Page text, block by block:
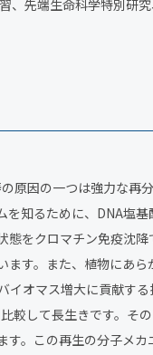
先端生命科学特別研究
原因の一つは強力な再分
を知るために、DNA塩基
態をクロマチン免疫沈降
ます。また、植物にあら
イオマス増大に貢献する
較して長生きです。その
す。この再生の分子メカ